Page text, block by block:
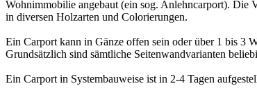
Wohnimmobilie angebaut (ein sog. Anlehncarport). Die
in diversen Holzarten und Colorierungen.
Ein Carport kann in Gänze offen sein oder über 1 bis 3
Grundsätzlich sind sämtliche Seitenwandvarianten
Ein Carport in Systembauweise ist in 2-4 Tagen